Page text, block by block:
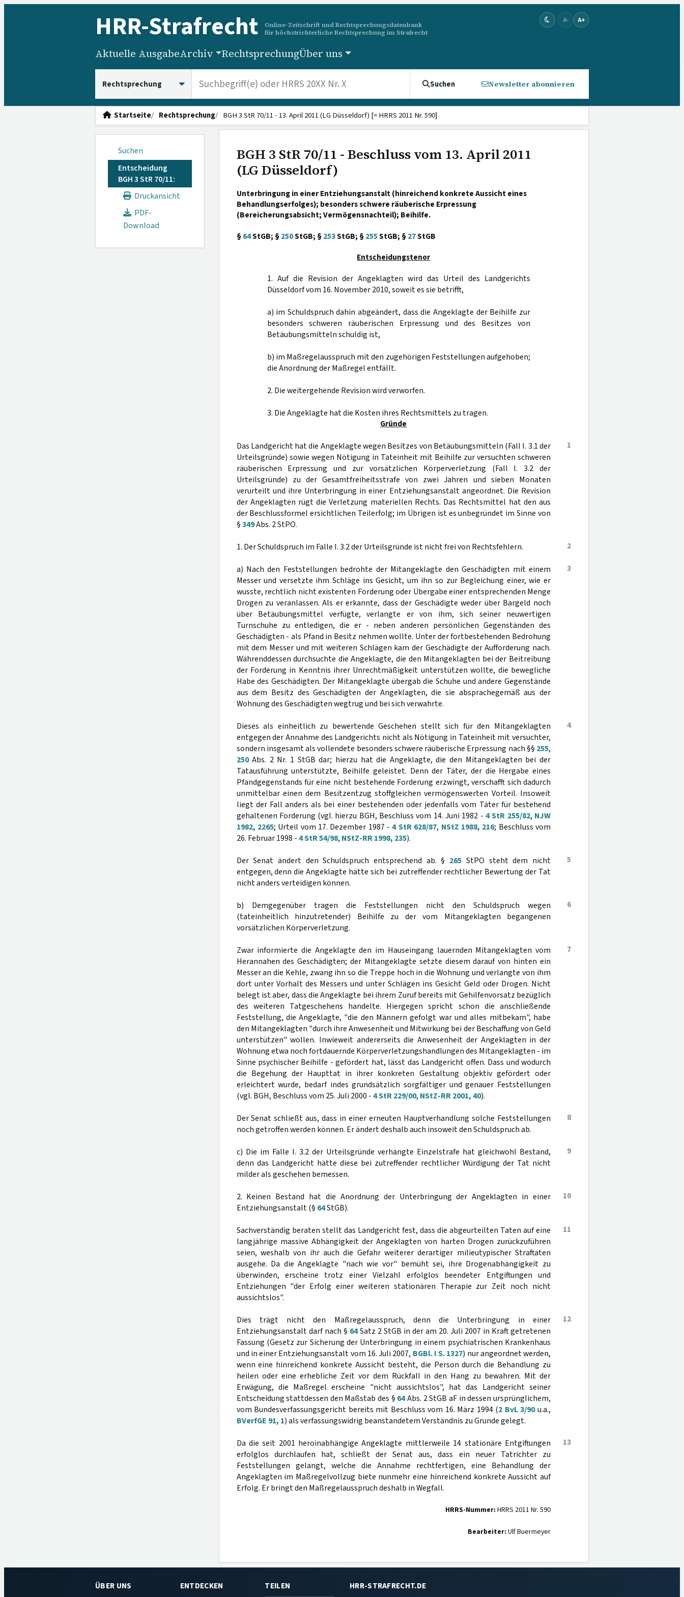
HRR-Strafrecht
Online-Zeitschrift und Rechtsprechungsdatenbank
für höchstrichterliche Rechtsprechung im Strafrecht
A- A+
Aktuelle AusgabeArchiv RechtsprechungÜber uns
Suchen Newsletter abonnieren
Startseite Rechtsprechung BGH 3 StR 70/11 - 13. April 2011 (LG Düsseldorf) [= HRRS 2011 Nr. 590]
Suchen
Entscheidung
BGH 3 StR 70/11:
Druckansicht
PDF-
Download
BGH 3 StR 70/11 - Beschluss vom 13. April 2011
(LG Düsseldorf)
Unterbringung in einer Entziehungsanstalt (hinreichend konkrete Aussicht eines
Behandlungserfolges); besonders schwere räuberische Erpressung
(Bereicherungsabsicht; Vermögensnachteil); Beihilfe.
§64StGB; §250StGB; §253StGB; §255StGB; §27StGB
Entscheidungstenor
1. Auf die Revision der Angeklagten wird das Urteil des Landgerichts
Düsseldorf vom 16. November 2010, soweit es sie betrifft,
a) im Schuldspruch dahin abgeändert, dass die Angeklagte der Beihilfe zur
besonders schweren räuberischen Erpressung und des Besitzes von
Betäubungsmitteln schuldig ist,
b) im Maßregelausspruch mit den zugehörigen Feststellungen aufgehoben;
die Anordnung der Maßregel entfällt.
2. Die weitergehende Revision wird verworfen.
3. Die Angeklagte hat die Kosten ihres Rechtsmittels zu tragen.
Gründe
1
Das Landgericht hat die Angeklagte wegen Besitzes von Betäubungsmitteln (Fall I. 3.1 der
Urteilsgründe) sowie wegen Nötigung in Tateinheit mit Beihilfe zur versuchten schweren
räuberischen Erpressung und zur vorsätzlichen Körperverletzung (Fall I. 3.2 der
Urteilsgründe) zu der Gesamtfreiheitsstrafe von zwei Jahren und sieben Monaten
verurteilt und ihre Unterbringung in einer Entziehungsanstalt angeordnet. Die Revision
der Angeklagten rügt die Verletzung materiellen Rechts. Das Rechtsmittel hat den aus
der Beschlussformel ersichtlichen Teilerfolg; im Übrigen ist es unbegründet im Sinne von
§349Abs. 2 StPO.
2
1. Der Schuldspruch im Falle I. 3.2 der Urteilsgründe ist nicht frei von Rechtsfehlern.
3
a) Nach den Feststellungen bedrohte der Mitangeklagte den Geschädigten mit einem
Messer und versetzte ihm Schläge ins Gesicht, um ihn so zur Begleichung einer, wie er
wusste, rechtlich nicht existenten Forderung oder Übergabe einer entsprechenden Menge
Drogen zu veranlassen. Als er erkannte, dass der Geschädigte weder über Bargeld noch
über Betäubungsmittel verfügte, verlangte er von ihm, sich seiner neuwertigen
Turnschuhe zu entledigen, die er - neben anderen persönlichen Gegenständen des
Geschädigten - als Pfand in Besitz nehmen wollte. Unter der fortbestehenden Bedrohung
mit dem Messer und mit weiteren Schlägen kam der Geschädigte der Aufforderung nach.
Währenddessen durchsuchte die Angeklagte, die den Mitangeklagten bei der Beitreibung
der Forderung in Kenntnis ihrer Unrechtmäßigkeit unterstützen wollte, die bewegliche
Habe des Geschädigten. Der Mitangeklagte übergab die Schuhe und andere Gegenstände
aus dem Besitz des Geschädigten der Angeklagten, die sie absprachegemäß aus der
Wohnung des Geschädigten wegtrug und bei sich verwahrte.
4
Dieses als einheitlich zu bewertende Geschehen stellt sich für den Mitangeklagten
entgegen der Annahme des Landgerichts nicht als Nötigung in Tateinheit mit versuchter,
sondern insgesamt als vollendete besonders schwere räuberische Erpressung nach §§ 255,
250Abs. 2 Nr. 1 StGB dar; hierzu hat die Angeklagte, die den Mitangeklagten bei der
Tatausführung unterstützte, Beihilfe geleistet. Denn der Täter, der die Hergabe eines
Pfandgegenstands für eine nicht bestehende Forderung erzwingt, verschafft sich dadurch
unmittelbar einen dem Besitzentzug stoffgleichen vermögenswerten Vorteil. Insoweit
liegt der Fall anders als bei einer bestehenden oder jedenfalls vom Täter für bestehend
gehaltenen Forderung (vgl. hierzu BGH, Beschluss vom 14. Juni 1982 -4 StR 255/82, NJW
1982, 2265; Urteil vom 17. Dezember 1987 -4 StR 628/87, NStZ 1988, 216; Beschluss vom
26. Februar 1998 -4 StR 54/98, NStZ-RR 1998, 235).
5
Der Senat ändert den Schuldspruch entsprechend ab. § 265 StPO steht dem nicht
entgegen, denn die Angeklagte hätte sich bei zutreffender rechtlicher Bewertung der Tat
nicht anders verteidigen können.
6
b) Demgegenüber tragen die Feststellungen nicht den Schuldspruch wegen
(tateinheitlich hinzutretender) Beihilfe zu der vom Mitangeklagten begangenen
vorsätzlichen Körperverletzung.
7
Zwar informierte die Angeklagte den im Hauseingang lauernden Mitangeklagten vom
Herannahen des Geschädigten; der Mitangeklagte setzte diesem darauf von hinten ein
Messer an die Kehle, zwang ihn so die Treppe hoch in die Wohnung und verlangte von ihm
dort unter Vorhalt des Messers und unter Schlägen ins Gesicht Geld oder Drogen. Nicht
belegt ist aber, dass die Angeklagte bei ihrem Zuruf bereits mit Gehilfenvorsatz bezüglich
des weiteren Tatgeschehens handelte. Hiergegen spricht schon die anschließende
Feststellung, die Angeklagte, "die den Männern gefolgt war und alles mitbekam", habe
den Mitangeklagten "durch ihre Anwesenheit und Mitwirkung bei der Beschaffung von Geld
unterstützen" wollen. Inwieweit andererseits die Anwesenheit der Angeklagten in der
Wohnung etwa noch fortdauernde Körperverletzungshandlungen des Mitangeklagten - im
Sinne psychischer Beihilfe - gefördert hat, lässt das Landgericht offen. Dass und wodurch
die Begehung der Haupttat in ihrer konkreten Gestaltung objektiv gefördert oder
erleichtert wurde, bedarf indes grundsätzlich sorgfältiger und genauer Feststellungen
(vgl. BGH, Beschluss vom 25. Juli 2000 -4 StR 229/00, NStZ-RR 2001, 40).
8
Der Senat schließt aus, dass in einer erneuten Hauptverhandlung solche Feststellungen
noch getroffen werden können. Er ändert deshalb auch insoweit den Schuldspruch ab.
9
c) Die im Falle I. 3.2 der Urteilsgründe verhängte Einzelstrafe hat gleichwohl Bestand,
denn das Landgericht hätte diese bei zutreffender rechtlicher Würdigung der Tat nicht
milder als geschehen bemessen.
10
2. Keinen Bestand hat die Anordnung der Unterbringung der Angeklagten in einer
Entziehungsanstalt (§ 64StGB).
11
Sachverständig beraten stellt das Landgericht fest, dass die abgeurteilten Taten auf eine
langjährige massive Abhängigkeit der Angeklagten von harten Drogen zurückzuführen
seien, weshalb von ihr auch die Gefahr weiterer derartiger milieutypischer Straftaten
ausgehe. Da die Angeklagte "nach wie vor" bemüht sei, ihre Drogenabhängigkeit zu
überwinden, erscheine trotz einer Vielzahl erfolglos beendeter Entgiftungen und
Entziehungen "der Erfolg einer weiteren stationären Therapie zur Zeit noch nicht
aussichtslos".
12
Dies trägt nicht den Maßregelausspruch, denn die Unterbringung in einer
Entziehungsanstalt darf nach § 64Satz 2 StGB in der am 20. Juli 2007 in Kraft getretenen
Fassung (Gesetz zur Sicherung der Unterbringung in einem psychiatrischen Krankenhaus
und in einer Entziehungsanstalt vom 16. Juli 2007, BGBl. I S. 1327) nur angeordnet werden,
wenn eine hinreichend konkrete Aussicht besteht, die Person durch die Behandlung zu
heilen oder eine erhebliche Zeit vor dem Rückfall in den Hang zu bewahren. Mit der
Erwägung, die Maßregel erscheine "nicht aussichtslos", hat das Landgericht seiner
Entscheidung stattdessen den Maßstab des § 64Abs. 2 StGB aF in dessen ursprünglichem,
vom Bundesverfassungsgericht bereits mit Beschluss vom 16. März 1994 (2 BvL 3/90u.a.,
BVerfGE 91, 1) als verfassungswidrig beanstandetem Verständnis zu Grunde gelegt.
13
Da die seit 2001 heroinabhängige Angeklagte mittlerweile 14 stationäre Entgiftungen
erfolglos durchlaufen hat, schließt der Senat aus, dass ein neuer Tatrichter zu
Feststellungen gelangt, welche die Annahme rechtfertigen, eine Behandlung der
Angeklagten im Maßregelvollzug biete nunmehr eine hinreichend konkrete Aussicht auf
Erfolg. Er bringt den Maßregelausspruch deshalb in Wegfall.
HRRS-Nummer: HRRS 2011 Nr. 590
Bearbeiter: Ulf Buermeyer
ÜBER UNS ENTDECKEN TEILEN HRR-STRAFRECHT.DE